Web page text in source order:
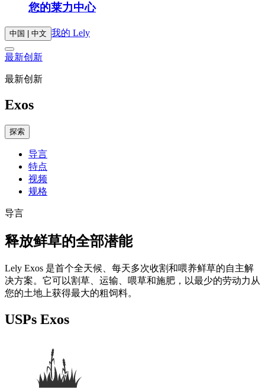
您的莱力中心
中国 | 中文 我的 Lely
最新创新
最新创新
Exos
探索
导言
特点
视频
规格
导言
释放鲜草的全部潜能
Lely Exos 是首个全天候、每天多次收割和喂养鲜草的自主解
决方案。它可以割草、运输、喂草和施肥，以最少的劳动力从
您的土地上获得最大的粗饲料。
USPs Exos